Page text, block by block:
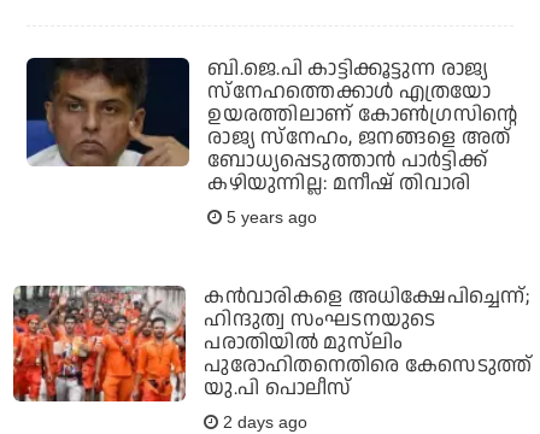
ബി.ജെ.പി കാട്ടിക്കൂട്ടുന്ന രാജ്യ
സ്‌നേഹത്തെക്കാള്‍ എത്രയോ
ഉയരത്തിലാണ് കോണ്‍ഗ്രസിന്റെ
രാജ്യ സ്‌നേഹം, ജനങ്ങളെ അത്
ബോധ്യപ്പെടുത്താന്‍ പാര്‍ട്ടിക്ക്
കഴിയുന്നില്ല: മനീഷ് തിവാരി
5 years ago
കന്‍വാരികളെ അധിക്ഷേപിച്ചെന്ന്;
ഹിന്ദുത്വ സംഘടനയുടെ
പരാതിയില്‍ മുസ്‌ലിം
പുരോഹിതനെതിരെ കേസെടുത്ത്
യു.പി പൊലീസ്
2 days ago